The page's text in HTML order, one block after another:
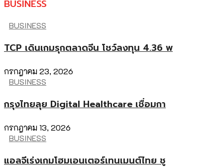
BUSINESS
BUSINESS
TCP เดินเกมรุกตลาดจีน โชว์ลงทุน 4.36 พ
กรกฎาคม 23, 2026
BUSINESS
กรุงไทยลุย Digital Healthcare เชื่อมกา
กรกฎาคม 13, 2026
BUSINESS
แอลจีเร่งเกมโฮมเอนเตอร์เทนเมนต์ไทย ชู